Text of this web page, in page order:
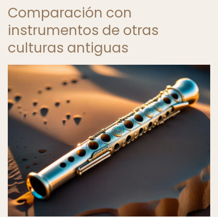
Comparación con
instrumentos de otras
culturas antiguas